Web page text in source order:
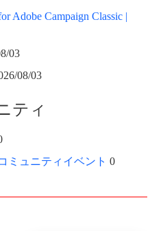
Adobe Campaign Classic |
03
08/03
ティ
ミュニティイベント 0